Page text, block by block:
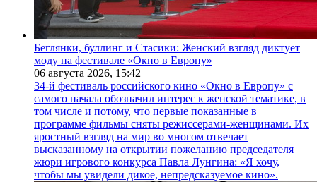
Беглянки, буллинг и Стасики: Женский взгляд диктует
моду на фестивале «Окно в Европу»
06 августа 2026, 15:42
34-й фестиваль российского кино «Окно в Европу» с
самого начала обозначил интерес к женской тематике, в
том числе и потому, что первые показанные в
программе фильмы сняты режиссерами-женщинами. Их
яростный взгляд на мир во многом отвечает
высказанному на открытии пожеланию председателя
жюри игрового конкурса Павла Лунгина: «Я хочу,
чтобы мы увидели дикое, непредсказуемое кино».